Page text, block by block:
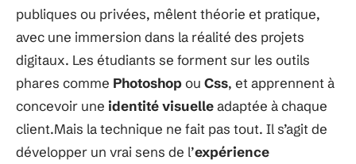
publiques ou privées, mêlent théorie et pratique,
avec une immersion dans la réalité des projets
digitaux. Les étudiants se forment sur les outils
phares comme Photoshopou Css, et apprennent à
concevoir une identité visuelleadaptée à chaque
client.Mais la technique ne fait pas tout. Il s’agit de
développer un vrai sens de l’expérience